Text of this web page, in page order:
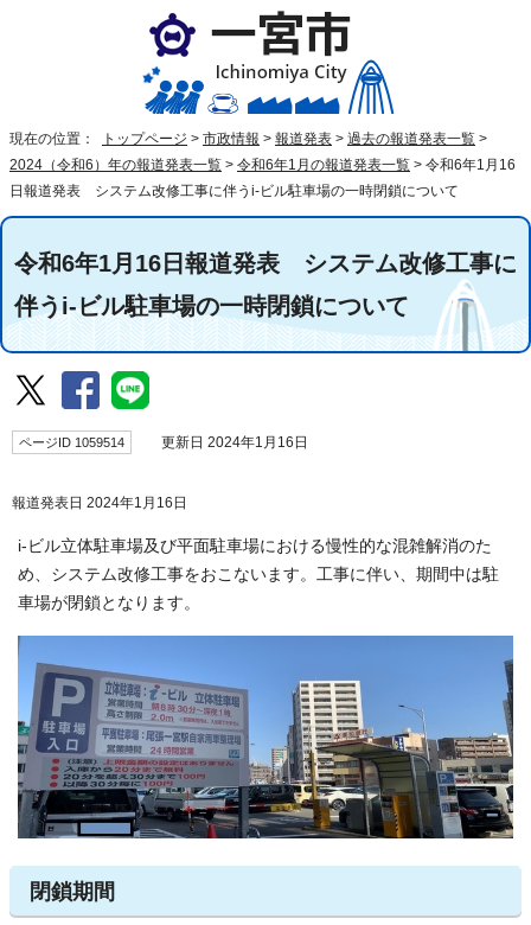
現在の位置： トップページ > 市政情報 > 報道発表 > 過去の報道発表一覧 >
2024（令和6）年の報道発表一覧 > 令和6年1月の報道発表一覧 > 令和6年1月16
日報道発表 システム改修工事に伴うi-ビル駐車場の一時閉鎖について
令和6年1月16日報道発表 システム改修工事に
伴うi-ビル駐車場の一時閉鎖について
ページID 1059514 更新日 2024年1月16日
報道発表日 2024年1月16日
i-ビル立体駐車場及び平面駐車場における慢性的な混雑解消のた
め、システム改修工事をおこないます。工事に伴い、期間中は駐
車場が閉鎖となります。
閉鎖期間